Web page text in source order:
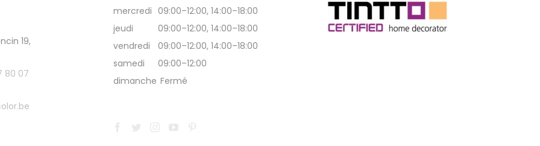
19,
80 07
mercredi 09:00–12:00, 14:00–18:00
jeudi
09:00–12:00, 14:00–18:00
vendredi
09:00–12:00, 14:00–18:00
samedi
09:00–12:00
dimanche Fermé